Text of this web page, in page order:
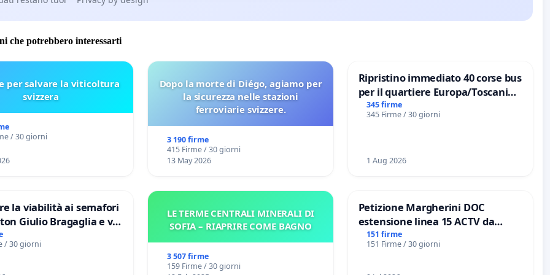
che potrebbero interessarti
per salvare la viticoltura
svizzera
/ 30 giorni
Dopo la morte di Diégo, agiamo per
la sicurezza nelle stazioni
ferroviarie svizzere.
3 190 firme
415 Firme / 30 giorni
13 May 2026
Ripristino immediato 40 corse bus
per il quartiere Europa/Toscanini
di Aprilia
345 firme
345 Firme / 30 giorni
1 Aug 2026
la viabilità ai semafori
e via
DI ROMA
/ 30 giorni
LE TERME CENTRALI MINERALI DI
SOFIA – RIAPRIRE COME BAGNO
3 507 firme
159 Firme / 30 giorni
Petizione Margherini DOC
estensione linea 15 ACTV da
Marghera P.zza S. Antonio
all'aeroporto Marco Polo tariffa a
151 firme
151 Firme / 30 giorni